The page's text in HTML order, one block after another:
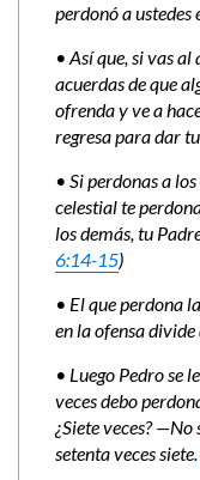
perdonó a ustedes
• Así que, si vas
acuerdas de que
ofrenda y ve a
regresa para dar
• Si perdonas a
celestial te
los demás, tu
6:14-15)
• El que perdona
en la ofensa divide
• Luego Pedro se
veces debo
¿Siete veces?
setenta veces siete.